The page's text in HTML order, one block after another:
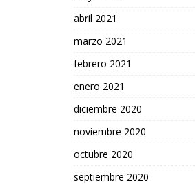
abril 2021
marzo 2021
febrero 2021
enero 2021
diciembre 2020
noviembre 2020
octubre 2020
septiembre 2020